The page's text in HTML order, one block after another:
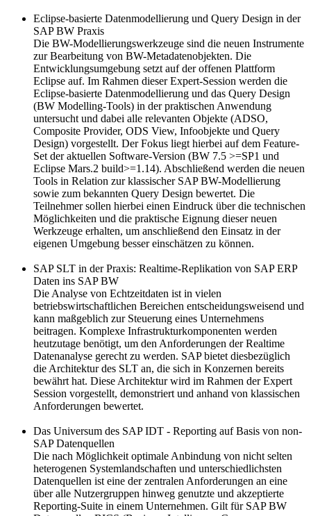
Eclipse-basierte Datenmodellierung und Query Design in der
SAP BW Praxis
Die BW-Modellierungswerkzeuge sind die neuen Instrumente
zur Bearbeitung von BW-Metadatenobjekten. Die
Entwicklungsumgebung setzt auf der offenen Plattform
Eclipse auf. Im Rahmen dieser Expert-Session werden die
Eclipse-basierte Datenmodellierung und das Query Design
(BW Modelling-Tools) in der praktischen Anwendung
untersucht und dabei alle relevanten Objekte (ADSO,
Composite Provider, ODS View, Infoobjekte und Query
Design) vorgestellt. Der Fokus liegt hierbei auf dem Feature-
Set der aktuellen Software-Version (BW 7.5 >=SP1 und
Eclipse Mars.2 build>=1.14). Abschließend werden die neuen
Tools in Relation zur klassischer SAP BW-Modellierung
sowie zum bekannten Query Design bewertet. Die
Teilnehmer sollen hierbei einen Eindruck über die technischen
Möglichkeiten und die praktische Eignung dieser neuen
Werkzeuge erhalten, um anschließend den Einsatz in der
eigenen Umgebung besser einschätzen zu können.
SAP SLT in der Praxis: Realtime-Replikation von SAP ERP
Daten ins SAP BW
Die Analyse von Echtzeitdaten ist in vielen
betriebswirtschaftlichen Bereichen entscheidungsweisend und
kann maßgeblich zur Steuerung eines Unternehmens
beitragen. Komplexe Infrastrukturkomponenten werden
heutzutage benötigt, um den Anforderungen der Realtime
Datenanalyse gerecht zu werden. SAP bietet diesbezüglich
die Architektur des SLT an, die sich in Konzernen bereits
bewährt hat. Diese Architektur wird im Rahmen der Expert
Session vorgestellt, demonstriert und anhand von klassischen
Anforderungen bewertet.
Das Universum des SAP IDT - Reporting auf Basis von non-
SAP Datenquellen
Die nach Möglichkeit optimale Anbindung von nicht selten
heterogenen Systemlandschaften und unterschiedlichsten
Datenquellen ist eine der zentralen Anforderungen an eine
über alle Nutzergruppen hinweg genutzte und akzeptierte
Reporting-Suite in einem Unternehmen. Gilt für SAP BW